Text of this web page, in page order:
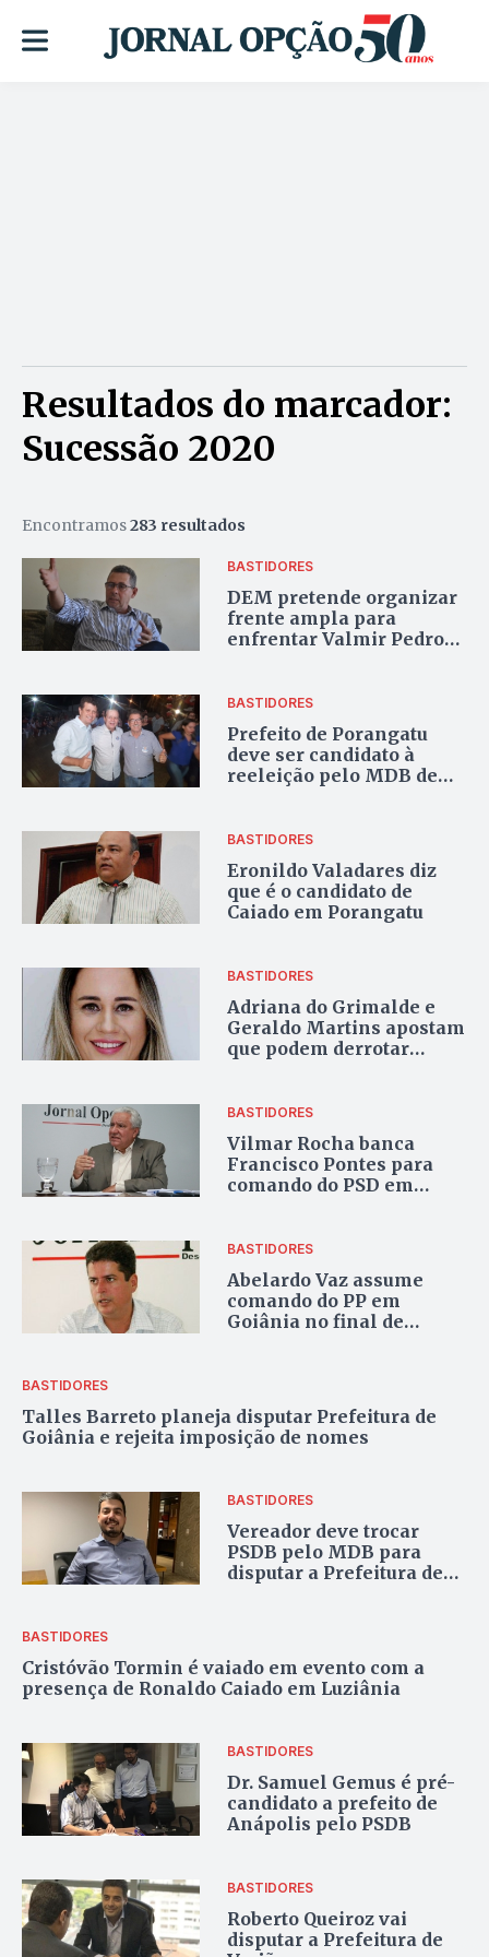
Resultados do marcador:
Sucessão 2020
Encontramos283 resultados
BASTIDORES
DEM pretende organizar
frente ampla para
enfrentar Valmir Pedro
BASTIDORES
Prefeito de Porangatu
deve ser candidato à
reeleição pelo MDB de
BASTIDORES
Eronildo Valadares diz
que é o candidato de
Caiado em Porangatu
BASTIDORES
Adriana do Grimalde e
Geraldo Martins apostam
que podem derrotar
BASTIDORES
Vilmar Rocha banca
Francisco Pontes para
comando do PSD em
BASTIDORES
Abelardo Vaz assume
comando do PP em
Goiânia no final de
BASTIDORES
Talles Barreto planeja disputar Prefeitura de
Goiânia e rejeita imposição de nomes
BASTIDORES
Vereador deve trocar
PSDB pelo MDB para
disputar a Prefeitura de
BASTIDORES
Cristóvão Tormin é vaiado em evento com a
presença de Ronaldo Caiado em Luziânia
BASTIDORES
Dr. Samuel Gemus é pré-
candidato a prefeito de
Anápolis pelo PSDB
BASTIDORES
Roberto Queiroz vai
disputar a Prefeitura de